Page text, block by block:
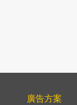
廣告方案